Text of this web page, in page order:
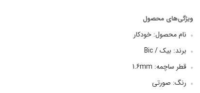
ویژگی‌های محصول
نام محصول: خودکار
برند: بیک / Bic
قطر ساچمه: 1.6mm
رنگ: صورتی